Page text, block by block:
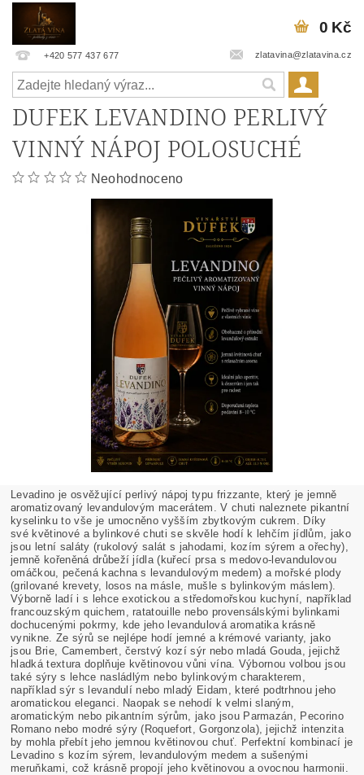
+420 577 437 677 zlatavina@zlatavina.cz
0 Kč
DUFEK LEVANDINO PERLIVÝ
VINNÝ NÁPOJ POLOSUCHÉ
Neohodnoceno
Levadino je osvěžující perlivý nápoj typu frizzante, který je jemně
aromatizovaný levandulovým macerátem. V chuti naleznete pikantní
kyselinku to vše je umocněno vyšším zbytkovým cukrem. Díky
své květinové a bylinkové chuti se skvěle hodí k lehčím jídlům, jako
jsou letní saláty (rukolový salát s jahodami, kozím sýrem a ořechy),
jemně kořeněná drůbeží jídla (kuřecí prsa s medovo-levandulovou
omáčkou, pečená kachna s levandulovým medem) a mořské plody
(grilované krevety, losos na másle, mušle s bylinkovým máslem).
Výborně ladí i s lehce exotickou a středomořskou kuchyní, například
francouzským quichem, ratatouille nebo provensálskými bylinkami
dochucenými pokrmy, kde jeho levandulová aromatika krásně
vynikne. Ze sýrů se nejlépe hodí jemné a krémové varianty, jako
jsou Brie, Camembert, čerstvý kozí sýr nebo mladá Gouda, jejichž
hladká textura doplňuje květinovou vůni vína. Výbornou volbou jsou
také sýry s lehce nasládlým nebo bylinkovým charakterem,
například sýr s levandulí nebo mladý Eidam, které podtrhnou jeho
aromatickou eleganci. Naopak se nehodí k velmi slaným,
aromatickým nebo pikantním sýrům, jako jsou Parmazán, Pecorino
Romano nebo modré sýry (Roquefort, Gorgonzola), jejichž intenzita
by mohla přebít jeho jemnou květinovou chuť. Perfektní kombinací je
Levadino s kozím sýrem, levandulovým medem a sušenými
meruňkami, což krásně propojí jeho květinovou a ovocnou harmonii.